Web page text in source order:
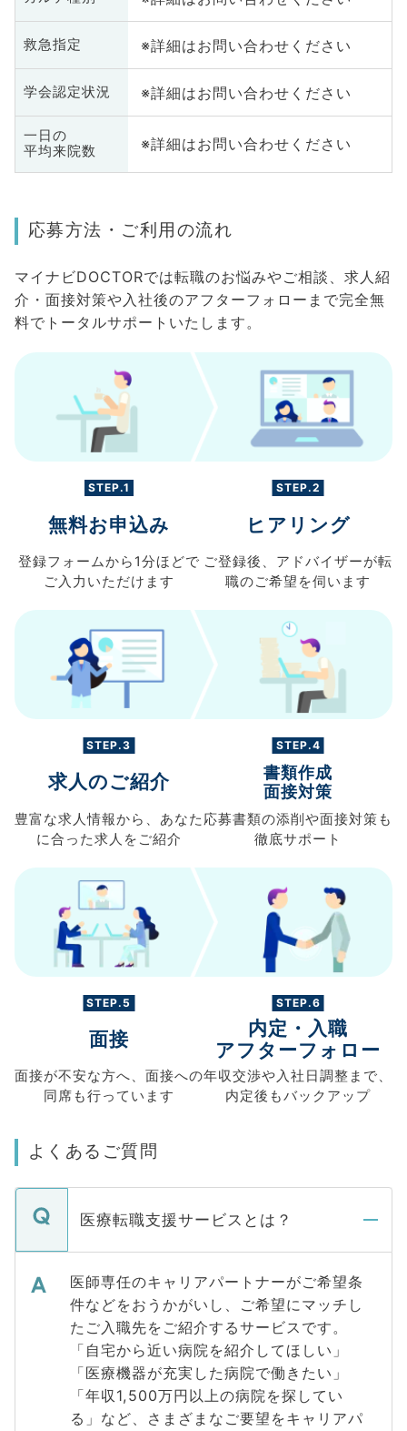
救急指定 ※詳細はお問い合わせください
学会認定状況 ※詳細はお問い合わせください
一日の
平均来院数
※詳細はお問い合わせください
応募方法・ご利用の流れ
マイナビDOCTORでは転職のお悩みやご相談、求人紹
介・面接対策や入社後のアフターフォローまで完全無
料でトータルサポートいたします。
STEP.1
無料お申込み
登録フォームから 1分ほどで
ご入力 いただけます
STEP.2
ヒアリング
ご登録後、 アドバイザーが転
職のご希望を伺います
STEP.3
求人のご紹介
豊富な求人情報から、 あなた
に合った求人を ご紹介
STEP.4
書類作成
面接対策
応募書類の添削や面接対策も
徹底サポート
STEP.5
面接
面接が不安な方へ、 面接への
同席も行っています
STEP.6
内定・入職
アフターフォロー
年収交渉や入社日調整まで、
内定後もバックアップ
よくあるご質問
医療転職支援サービスとは？
医師専任のキャリアパートナーがご希望条
件などをおうかがいし、ご希望にマッチし
たご入職先をご紹介するサービスです。
「自宅から近い病院を紹介してほしい」
「医療機器が充実した病院で働きたい」
「年収1,500万円以上の病院を探してい
る」など、さまざまなご要望をキャリアパ